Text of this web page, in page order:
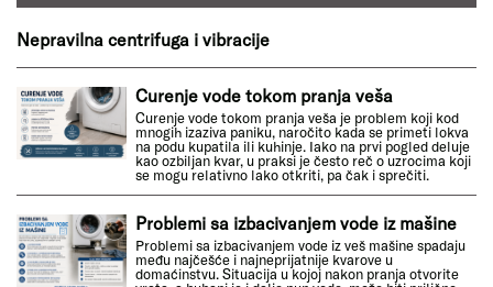
Nepravilna centrifuga i vibracije
Curenje vode tokom pranja veša
Curenje vode tokom pranja veša je problem koji kod
mnogih izaziva paniku, naročito kada se primeti lokva
na podu kupatila ili kuhinje. Iako na prvi pogled deluje
kao ozbiljan kvar, u praksi je često reč o uzrocima koji
se mogu relativno lako otkriti, pa čak i sprečiti.
Problemi sa izbacivanjem vode iz mašine
Problemi sa izbacivanjem vode iz veš mašine spadaju
među najčešće i najneprijatnije kvarove u
domaćinstvu. Situacija u kojoj nakon pranja otvorite